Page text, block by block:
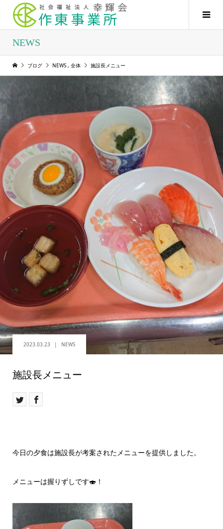
NEWS
ブログ NEWS , 全体 施設長メニュー
2023.03.23 NEWS
施設長メニュー
今日の夕食は施設長が考案されたメニューを提供しました。
メニューは握りずしです🍣！